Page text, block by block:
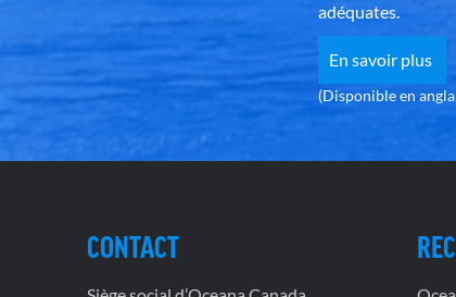
adéquates.
En savoir plus
(Disponible en
CONTACT